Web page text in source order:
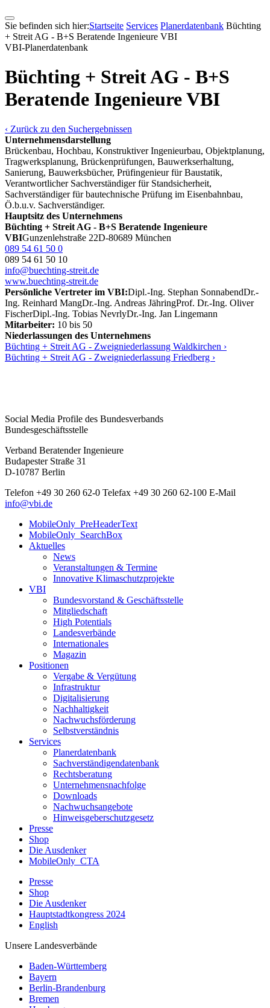
Sie befinden sich hier:Startseite Services Pla­ner­daten­bank Büchting
+ Streit AG - B+S Beratende Ingenieure VBI
VBI-Pla­ner­daten­bank
Büchting + Streit AG - B+S
Beratende Ingenieure VBI
‹ Zurück zu den Suchergebnissen
Unternehmensdarstellung
Brückenbau, Hochbau, Konstruktiver Ingenieurbau, Objektplanung,
Tragwerksplanung, Brückenprüfungen, Bauwerkserhaltung,
Sanierung, Bauwerksbücher, Prüfingenieur für Baustatik,
Verantwortlicher Sachverständiger für Standsicherheit,
Sachverständiger für bautechnische Prüfung im Eisenbahnbau,
Ö.b.u.v. Sachverständiger.
Hauptsitz des Unternehmens
Büchting + Streit AG - B+S Beratende Ingenieure
VBIGunzenlehstraße 22D-80689 München
089 54 61 50 0
089 54 61 50 10
info@buechting-streit.de
www.buechting-streit.de
Persönliche Vertreter im VBI:Dipl.-Ing. Stephan SonnabendDr.-
Ing. Reinhard MangDr.-Ing. Andreas JähringProf. Dr.-Ing. Oliver
FischerDipl.-Ing. Tobias NevrlyDr.-Ing. Jan Lingemann
Mitarbeiter: 10 bis 50
Niederlassungen des Unternehmens
Büchting + Streit AG - Zweigniederlassung Waldkirchen ›
Büchting + Streit AG - Zweigniederlassung Friedberg ›
Social Media Profile des Bundesverbands
Bundesgeschäftsstelle
Verband Beratender Ingenieure
Budapester Straße 31
D-10787 Berlin
Telefon +49 30 260 62-0 Telefax +49 30 260 62-100 E-Mail
info@vbi.de
MobileOnly_PreHeaderText
MobileOnly_SearchBox
Aktuelles
News
Veranstaltungen & Termine
Innovative Klimaschutzprojekte
VBI
Bundesvorstand & Geschäftsstelle
Mitgliedschaft
High Potentials
Landesverbände
Internationales
Magazin
Positionen
Vergabe & Vergütung
Infrastruktur
Digitalisierung
Nachhaltigkeit
Nachwuchsförderung
Selbstverständnis
Services
Planerdatenbank
Sachverständigendatenbank
Rechtsberatung
Unternehmensnachfolge
Downloads
Nachwuchsangebote
Hinweisgeberschutzgesetz
Presse
Shop
Die Ausdenker
MobileOnly_CTA
Presse
Shop
Die Ausdenker
Hauptstadtkongress 2024
English
Unsere Landesverbände
Baden-Württemberg
Bayern
Berlin-Brandenburg
Bremen